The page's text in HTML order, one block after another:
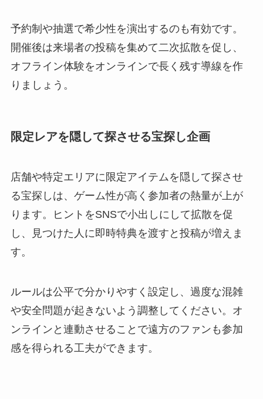
予約制や抽選で希少性を演出するのも有効です。
開催後は来場者の投稿を集めて二次拡散を促し、
オフライン体験をオンラインで長く残す導線を作
りましょう。
限定レアを隠して探させる宝探し企画
店舗や特定エリアに限定アイテムを隠して探させ
る宝探しは、ゲーム性が高く参加者の熱量が上が
ります。ヒントをSNSで小出しにして拡散を促
し、見つけた人に即時特典を渡すと投稿が増えま
す。
ルールは公平で分かりやすく設定し、過度な混雑
や安全問題が起きないよう調整してください。オ
ンラインと連動させることで遠方のファンも参加
感を得られる工夫ができます。